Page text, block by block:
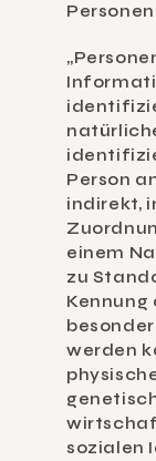
Person
indirekt,
einem
zu
Kennung
werden
sozialen